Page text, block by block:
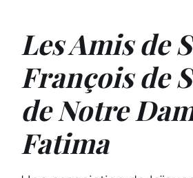
Les Amis de
François de
de Notre
Fatima